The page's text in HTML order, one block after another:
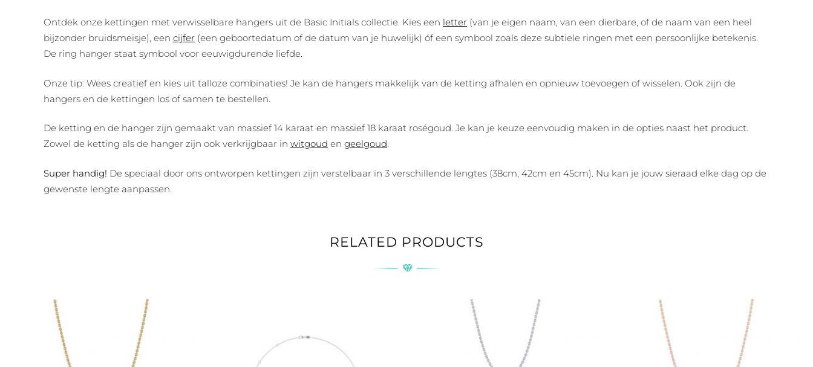
Ontdek onze kettingen met verwisselbare hangers uit de Basic Initials collectie. Kies een letter (van je eigen naam, van een dierbare, of de naam van een heel
bijzonder bruidsmeisje), een cijfer (een geboortedatum of de datum van je huwelijk) óf een symbool zoals deze subtiele ringen met een persoonlijke betekenis.
De ring hanger staat symbool voor eeuwigdurende liefde.
Onze tip: Wees creatief en kies uit talloze combinaties! Je kan de hangers makkelijk van de ketting afhalen en opnieuw toevoegen of wisselen. Ook zijn de
hangers en de kettingen los of samen te bestellen.
De ketting en de hanger zijn gemaakt van massief 14 karaat en massief 18 karaat roségoud. Je kan je keuze eenvoudig maken in de opties naast het product.
Zowel de ketting als de hanger zijn ook verkrijgbaar in witgoud en geelgoud.
Super handig! De speciaal door ons ontworpen kettingen zijn verstelbaar in 3 verschillende lengtes (38cm, 42cm en 45cm). Nu kan je jouw sieraad elke dag op de
gewenste lengte aanpassen.
RELATED PRODUCTS